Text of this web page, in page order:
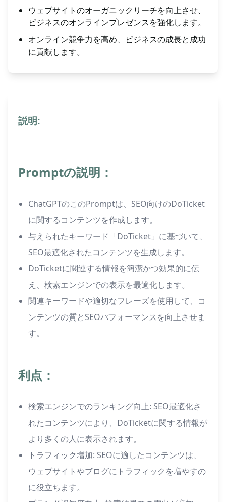
ウェブサイトのオーガニックリーチを向上させ、
ビジネスのオンラインプレゼンスを強化します。
オンライン競争力を高め、ビジネスの成長と成功
に貢献します。
説明:
Promptの説明：
ChatGPTのこのPromptは、SEO向けのDoTicket
に関するコンテンツを作成します。
与えられたキーワード「DoTicket」に基づいて、
SEO最適化されたコンテンツを生成します。
DoTicketに関連する情報を簡潔かつ効果的に伝
え、検索エンジンでの表示を最適化します。
関連キーワードや適切なフレーズを使用して、コ
ンテンツの質とSEOパフォーマンスを向上させま
す。
利点：
検索エンジンでのランキング向上: SEO最適化さ
れたコンテンツにより、DoTicketに関する情報が
より多くの人に表示されます。
トラフィック増加: SEOに適したコンテンツは、
ウェブサイトやブログにトラフィックを増やすの
に役立ちます。